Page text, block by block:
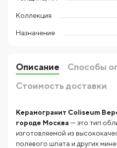
Коллекция
Назначение
Описание
Способы
Стоимость доставки
Керамогранит Coliseum
городе Москва — это тип
изготовляемой из
полевого шпата и других